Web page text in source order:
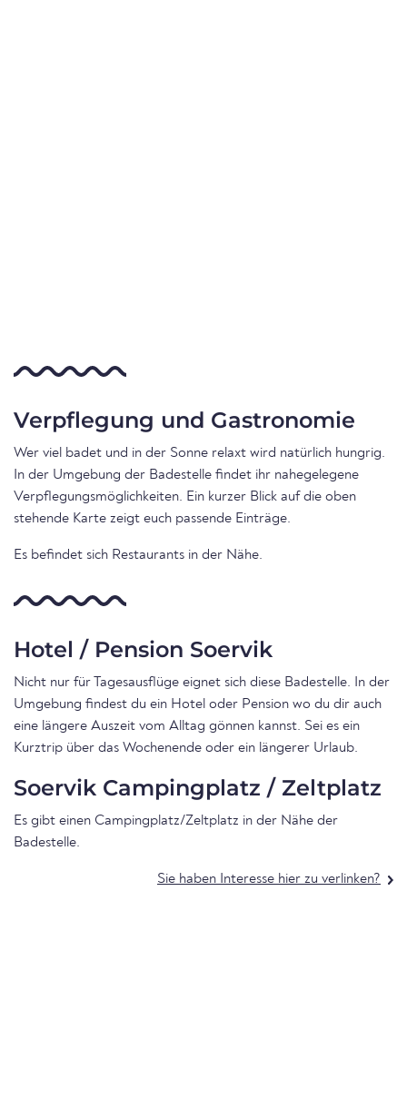
Verpflegung und Gastronomie
Wer viel badet und in der Sonne relaxt wird natürlich hungrig.
In der Umgebung der Badestelle findet ihr nahegelegene
Verpflegungsmöglichkeiten. Ein kurzer Blick auf die oben
stehende Karte zeigt euch passende Einträge.
Es befindet sich Restaurants in der Nähe.
Hotel / Pension Soervik
Nicht nur für Tagesausflüge eignet sich diese Badestelle. In der
Umgebung findest du ein Hotel oder Pension wo du dir auch
eine längere Auszeit vom Alltag gönnen kannst. Sei es ein
Kurztrip über das Wochenende oder ein längerer Urlaub.
Soervik Campingplatz / Zeltplatz
Es gibt einen Campingplatz/Zeltplatz in der Nähe der
Badestelle.
Sie haben Interesse hier zu verlinken?